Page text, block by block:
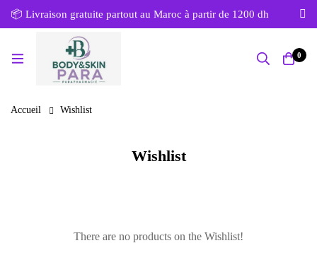
📦 Livraison gratuite partout au Maroc à partir de 1200 dh
0
Accueil Wishlist
Wishlist
There are no products on the Wishlist!